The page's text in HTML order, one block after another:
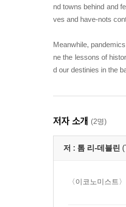
nd towns behind and
ves and have-nots
Meanwhile,
ne the lessons of
d our destinies in the
저자 소개 (2명)
저 : 톰 리-데블린
〈이코노미스트